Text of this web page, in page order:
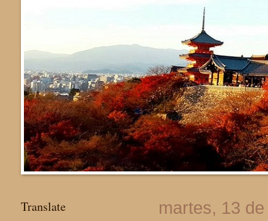
martes, 13
Translate